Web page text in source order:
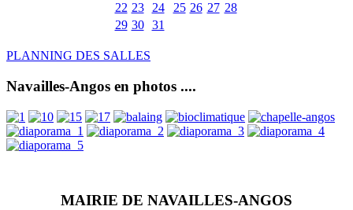
22 23 24 25 26 27 28
29 30 31
PLANNING DES SALLES
Navailles-Angos en photos ....
MAIRIE DE NAVAILLES-ANGOS